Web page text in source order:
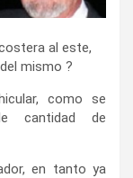
al este,
mismo ?
como se
cantidad de
en tanto ya